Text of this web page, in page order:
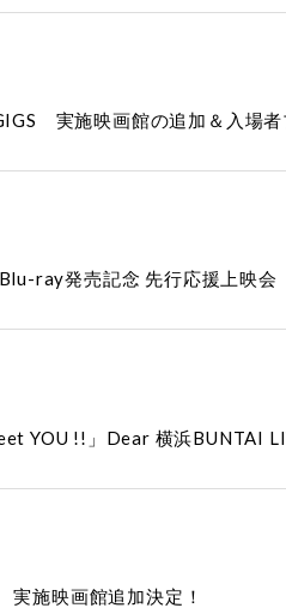
実施映画館の追加＆入場者
ray発売記念 先行応援上映
YOU !!」Dear 横浜BUNTAI
施映画館追加決定！